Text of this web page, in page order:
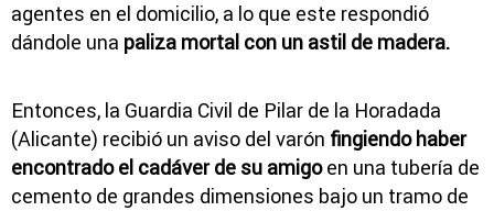
agentes en el domicilio, a lo que este respondió
dándole una paliza mortal con un astil de madera.
Entonces, la Guardia Civil de Pilar de la Horadada
(Alicante) recibió un aviso del varón fingiendo haber
encontrado el cadáver de su amigoen una tubería de
cemento de grandes dimensiones bajo un tramo de